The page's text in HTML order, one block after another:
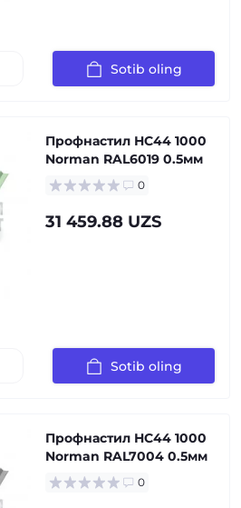
Sotib oling
Профнастил НС44 1000
Norman RAL6019 0.5мм
0
31 459.88 UZS
Sotib oling
Профнастил НС44 1000
Norman RAL7004 0.5мм
0